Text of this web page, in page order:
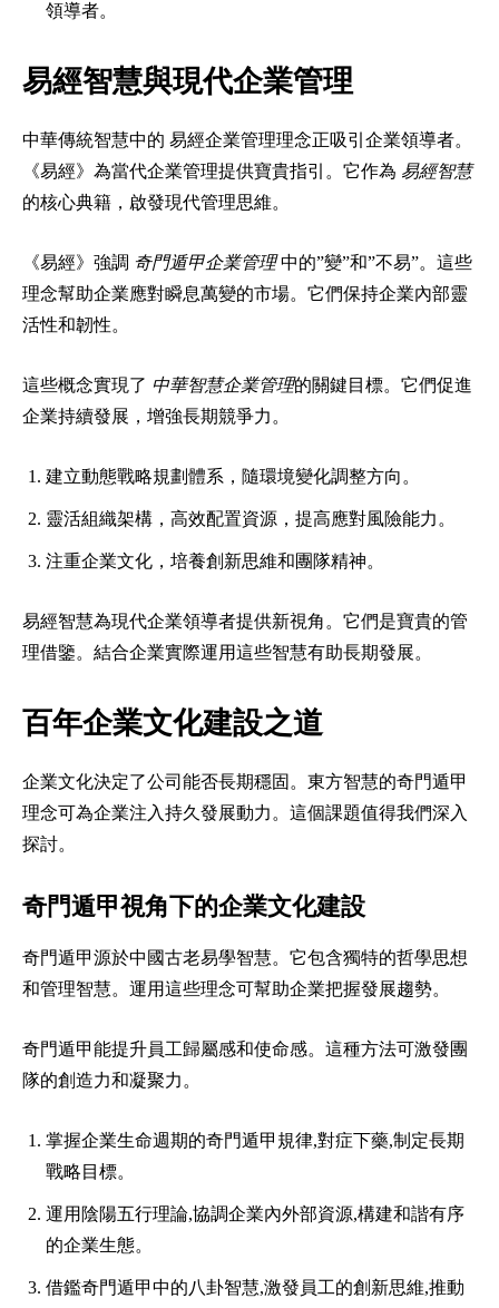
領導者。
易經智慧與現代企業管理
中華傳統智慧中的 易經企業管理理念正吸引企業領導者。
《易經》為當代企業管理提供寶貴指引。它作為 易經智慧
的核心典籍，啟發現代管理思維。
《易經》強調 奇門遁甲企業管理中的”變”和”不易”。這些
理念幫助企業應對瞬息萬變的市場。它們保持企業內部靈
活性和韌性。
這些概念實現了 中華智慧企業管理的關鍵目標。它們促進
企業持續發展，增強長期競爭力。
建立動態戰略規劃體系，隨環境變化調整方向。
靈活組織架構，高效配置資源，提高應對風險能力。
注重企業文化，培養創新思維和團隊精神。
易經智慧為現代企業領導者提供新視角。它們是寶貴的管
理借鑒。結合企業實際運用這些智慧有助長期發展。
百年企業文化建設之道
企業文化決定了公司能否長期穩固。東方智慧的奇門遁甲
理念可為企業注入持久發展動力。這個課題值得我們深入
探討。
奇門遁甲視角下的企業文化建設
奇門遁甲源於中國古老易學智慧。它包含獨特的哲學思想
和管理智慧。運用這些理念可幫助企業把握發展趨勢。
奇門遁甲能提升員工歸屬感和使命感。這種方法可激發團
隊的創造力和凝聚力。
掌握企業生命週期的奇門遁甲規律,對症下藥,制定長期
戰略目標。
運用陰陽五行理論,協調企業內外部資源,構建和諧有序
的企業生態。
借鑑奇門遁甲中的八卦智慧,激發員工的創新思維,推動